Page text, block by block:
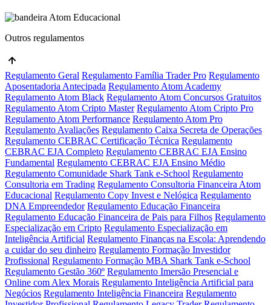
Outros regulamentos
Regulamento Geral Regulamento Família Trader Pro Regulamento
Aposentadoria Antecipada Regulamento Atom Academy
Regulamento Atom Black Regulamento Atom Concursos Gratuitos
Regulamento Atom Cripto Master Regulamento Atom Cripto Pro
Regulamento Atom Performance Regulamento Atom Pro
Regulamento Avaliações Regulamento Caixa Secreta de Operações
Regulamento CEBRAC Certificação Técnica Regulamento
CEBRAC EJA Completo Regulamento CEBRAC EJA Ensino
Fundamental Regulamento CEBRAC EJA Ensino Médio
Regulamento Comunidade Shark Tank e-School Regulamento
Consultoria em Trading Regulamento Consultoria Financeira Atom
Educacional Regulamento Copy Invest e Nelógica Regulamento
DNA Empreendedor Regulamento Educação Financeira
Regulamento Educação Financeira de Pais para Filhos Regulamento
Especialização em Cripto Regulamento Especialização em
Inteligência Artificial Regulamento Finanças na Escola: Aprendendo
a cuidar do seu dinheiro Regulamento Formação Investidor
Profissional Regulamento Formação MBA Shark Tank e-School
Regulamento Gestão 360º Regulamento Imersão Presencial e
Online com Alex Morais Regulamento Inteligência Artificial para
Negócios Regulamento Inteligência Financeira Regulamento